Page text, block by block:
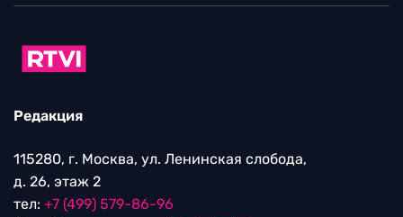
Редакция
115280, г. Москва, ул. Ленинская слобода,
д. 26, этаж 2
тел: +7 (499) 579-86-96